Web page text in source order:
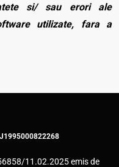
si/ sau erori ale
utilizate, fara a
J1995000822268
11.02.2025 emis de